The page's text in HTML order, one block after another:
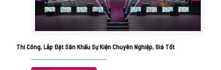
Thi Công, Lắp Đặt Sân Khấu Sự Kiện Chuyên Nghiệp, Giá Tốt